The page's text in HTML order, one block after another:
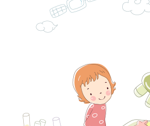
「115學年
知能研習」
有關桃園市
學辦理「音
樂會-憶起玩
檢送桃園市
「小桃家5
子的人際必
代的親職教
檢送「小桃
實體座談會
函轉臺北市
委託辦理「
檢送桃園市